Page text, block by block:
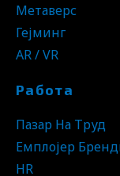
Метаверс
Гејминг
AR / VR
Работа
Пазар На Труд
Емплојер
HR